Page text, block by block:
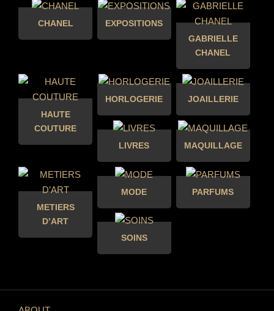
CHANEL
EXPOSITIONS
GABRIELLE
CHANEL
HAUTE
COUTURE
HORLOGERIE JOAILLERIE
LIVRES MAQUILLAGE
METIERS
D’ART
MODE PARFUMS
SOINS